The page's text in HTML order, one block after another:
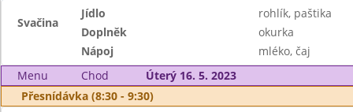
Svačina
Jídlo
rohlík, paštika
Doplněk
okurka
Nápoj
mléko, čaj
Menu
Chod
Úterý 16. 5. 2023
Přesnídávka (8:30 - 9:30)